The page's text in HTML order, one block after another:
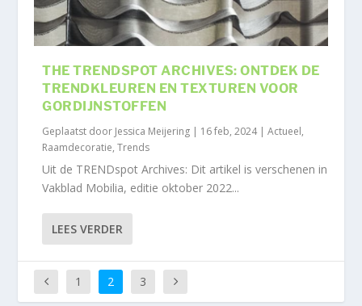
THE TRENDSPOT ARCHIVES: ONTDEK DE
TRENDKLEUREN EN TEXTUREN VOOR
GORDIJNSTOFFEN
Geplaatst door Jessica Meijering | 16 feb, 2024|Actueel,
Raamdecoratie,Trends
Uit de TRENDspot Archives: Dit artikel is verschenen in
Vakblad Mobilia, editie oktober 2022...
LEES VERDER
1 2 3